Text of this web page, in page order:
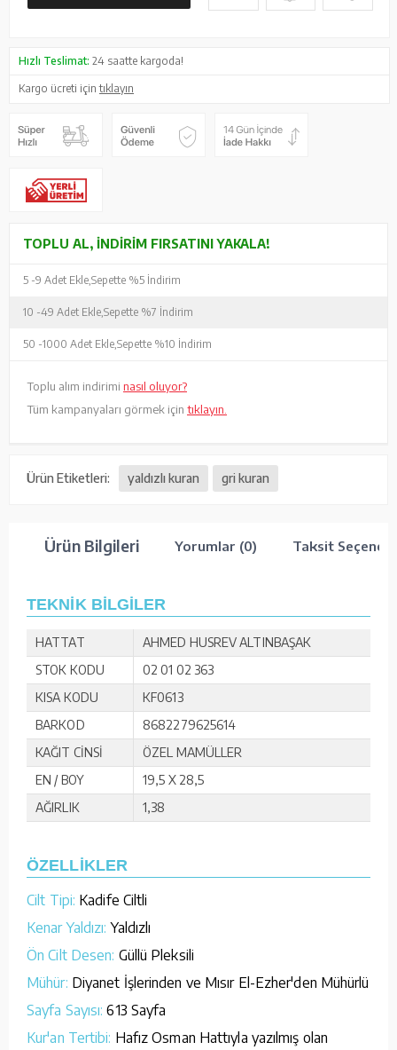
Hızlı Teslimat: 24 saatte kargoda!
Kargo ücreti içintıklayın
TOPLU AL, İNDIRIM FIRSATINI YAKALA!
5 -9 Adet Ekle, Sepette %5 İndirim
10 -49 Adet Ekle, Sepette %7 İndirim
50 -1000 Adet Ekle, Sepette %10 İndirim
Toplu alım indirimi nasıl oluyor?
Tüm kampanyaları görmek için tıklayın.
Ürün Etiketleri: yaldızlı kuran gri kuran
Ürün Bilgileri Yorumlar (0) Taksit
TEKNİK BİLGİLER
HATTAT
AHMED HUSREV ALTINBAŞAK
STOK KODU
02 01 02 363
KISA KODU
KF0613
BARKOD
8682279625614
KAĞIT CİNSİ
ÖZEL MAMÜLLER
EN / BOY
19,5 X 28,5
AĞIRLIK
1,38
ÖZELLİKLER
Cilt Tipi: Kadife Ciltli
Kenar Yaldızı: Yaldızlı
Ön Cilt Desen: Güllü Pleksili
Mühür: Diyanet İşlerinden ve Mısır El-Ezher'den Mühürlü
Sayfa Sayısı: 613 Sayfa
Kur'an Tertibi: Hafız Osman Hattıyla yazılmış olan